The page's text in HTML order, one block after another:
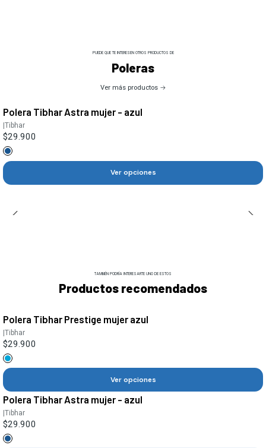
PUEDE QUE TE INTERESEN OTROS PRODUCTOS DE
Poleras
Ver más productos
Polera Tibhar Astra mujer - azul
|Tibhar
$29.900
Ver opciones
TAMBIÉN PODRÍA INTERESARTE UNO DE ESTOS
Productos recomendados
Polera Tibhar Prestige mujer azul
|Tibhar
$29.900
Ver opciones
Polera Tibhar Astra mujer - azul
|Tibhar
$29.900